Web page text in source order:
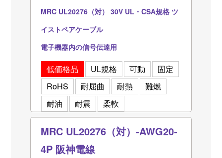
MRC UL20276（対） 30V UL・CSA規格 ツ
イストペアケーブル
電子機器内の信号伝達用
低価格品 UL規格 可動
固定
RoHS
耐屈曲 耐熱
難燃
耐油
耐震 柔軟
MRC UL20276（対）-AWG20-
4P 阪神電線